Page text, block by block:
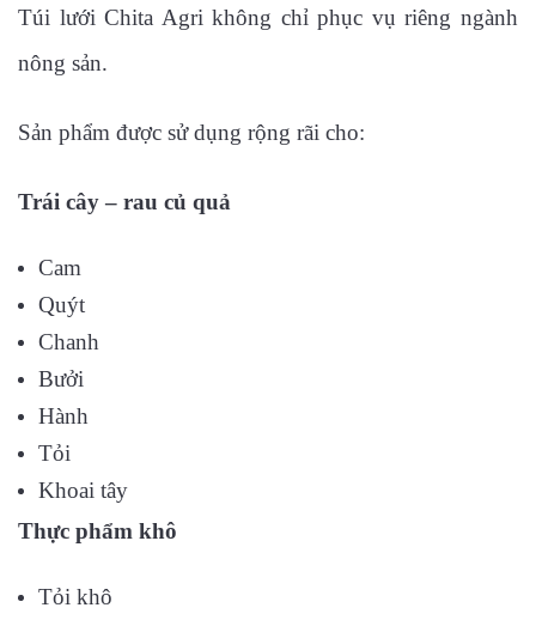
Túi lưới Chita Agri không chỉ phục vụ riêng ngành
nông sản.
Sản phẩm được sử dụng rộng rãi cho:
Trái cây – rau củ quả
Cam
Quýt
Chanh
Bưởi
Hành
Tỏi
Khoai tây
Thực phẩm khô
Tỏi khô